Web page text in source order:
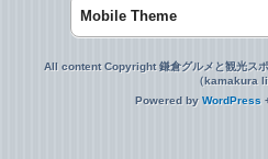
Mobile Theme
All content Copyright 鎌倉グルメと観光ス
（kamakura
Powered by WordPress